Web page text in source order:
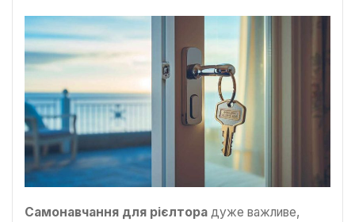
Самонавчання для рієлтора дуже важливе,